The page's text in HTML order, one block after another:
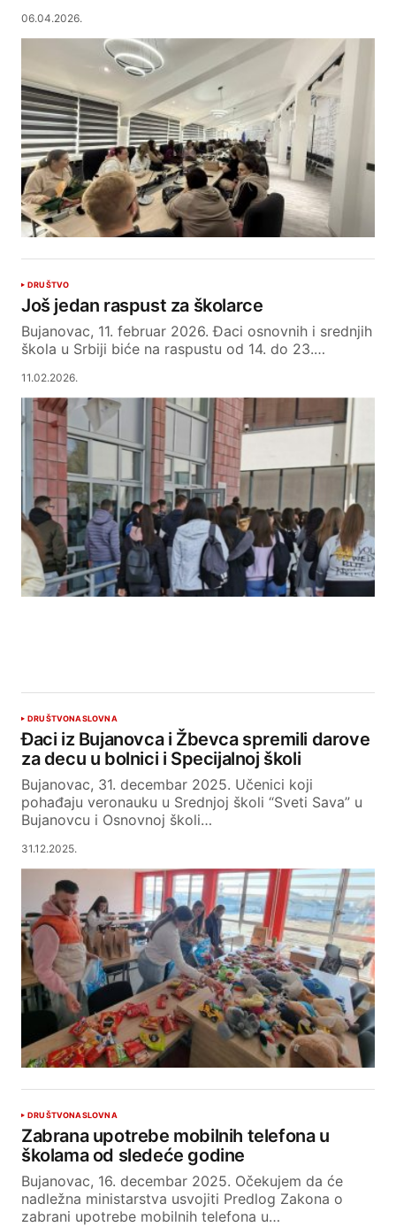
06.04.2026.
DRUŠTVO
Još jedan raspust za školarce
Bujanovac, 11. februar 2026. Đaci osnovnih i srednjih
škola u Srbiji biće na raspustu od 14. do 23.…
11.02.2026.
DRUŠTVONASLOVNA
Đaci iz Bujanovca i Žbevca spremili darove
za decu u bolnici i Specijalnoj školi
Bujanovac, 31. decembar 2025. Učenici koji
pohađaju veronauku u Srednjoj školi “Sveti Sava” u
Bujanovcu i Osnovnoj školi…
31.12.2025.
DRUŠTVONASLOVNA
Zabrana upotrebe mobilnih telefona u
školama od sledeće godine
Bujanovac, 16. decembar 2025. Očekujem da će
nadležna ministarstva usvojiti Predlog Zakona o
zabrani upotrebe mobilnih telefona u…